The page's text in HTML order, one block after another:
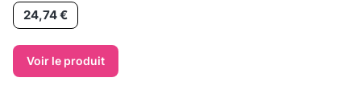
Prix24,74 €
Voir le produit